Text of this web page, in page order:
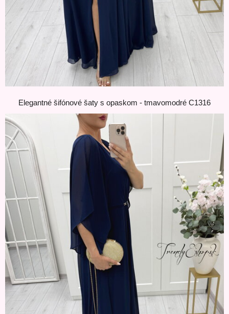
Elegantné šifónové šaty s opaskom - tmavomodré C1316